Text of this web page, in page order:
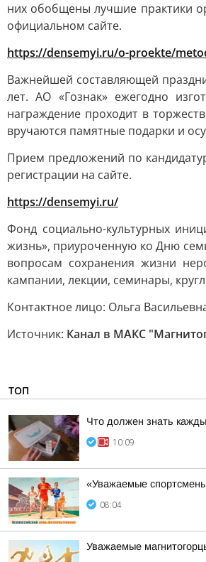
них обобщены лучшие практики
официальном сайте.
https://densemyi.ru/o-proekte/
Важнейшей составляющей
лет. АО «Гознак» ежегодно
награждение проходит в
вручаются памятные подарки и
Прием предложений по
регистрации на сайте.
https://densemyi.ru/
Фонд социально-культурных
жизнь», приуроченную ко Дню
вопросам сохранения жизни
кампании, лекции, семинары,
Контактное лицо: Ольга
Источник: Канал в МАКС
ТОП
Что должен знать
10:09
«Уважаемые
08:04
Уважаемые